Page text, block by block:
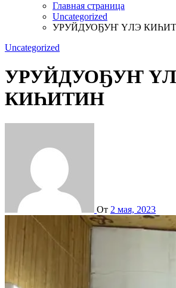
Главная страница
Uncategorized
УРУЙДУОҔУҤ ҮЛЭ
Uncategorized
УРУЙДУОҔУҤ
КИҺИТИН
От 2 мая, 2023